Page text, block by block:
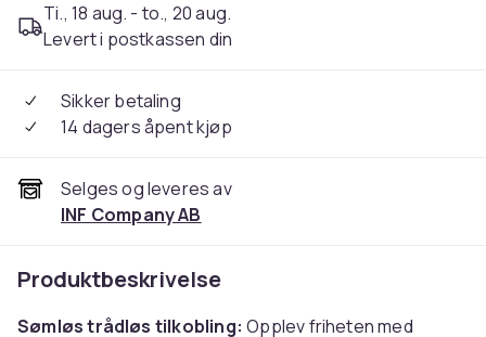
Ti., 18 aug. - to., 20 aug.
Levert i postkassen din
Sikker betaling
14 dagers åpent kjøp
Selges og leveres av
INF Company AB
Produktbeskrivelse
Sømløs trådløs tilkobling: Opplev friheten med